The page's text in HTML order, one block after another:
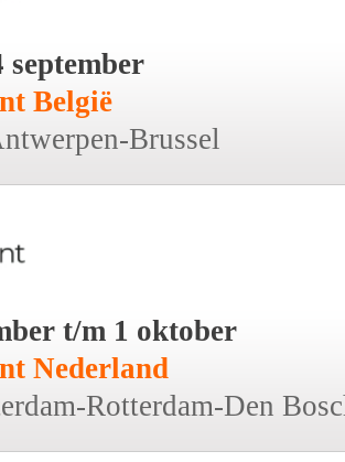
september
België
Brussel
t/m 1 oktober
Nederland
Rotterdam-Den